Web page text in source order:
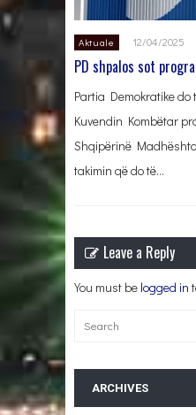
Aktuale 12/04/2025
PD shpalos sot
Partia Demokratike do
Kuvendin Kombëtar
Shqipërinë
takimin që do të…
Leave a Reply
You must be logged in
ARCHIVES